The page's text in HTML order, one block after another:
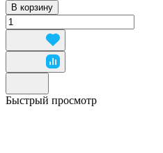
В корзину
Быстрый просмотр